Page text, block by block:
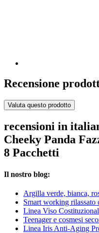
Recensione
Valuta questo prodotto
recensioni in
Cheeky Panda
8 Pacchetti
Il nostro blog:
Argilla verde, bianca,
Smart working rilassato
Linea Viso
Teenager e cosmesi
Linea Iris Anti-Aging